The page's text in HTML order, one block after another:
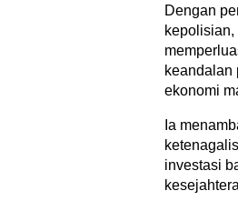
Dengan
keandalan
ekonomi
Ia
investasi